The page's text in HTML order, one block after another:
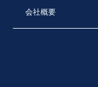
会社概要